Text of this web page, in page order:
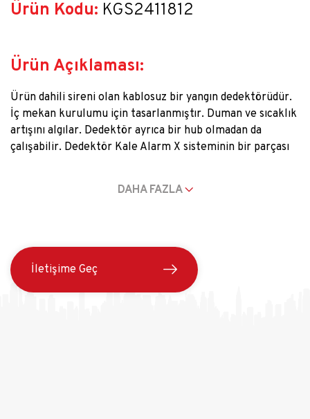
Ürün Kodu: KGS2411812
Ürün Açıklaması:
Ürün dahili sireni olan kablosuz bir yangın dedektörüdür.
İç mekan kurulumu için tasarlanmıştır. Duman ve sıcaklık
artışını algılar. Dedektör ayrıca bir hub olmadan da
çalışabilir. Dedektör Kale Alarm X sisteminin bir parçası
1700 metreye kadardır. Yaklaşık 7 yıla kadar çalışan
DAHA FAZLA
İletişime Geç